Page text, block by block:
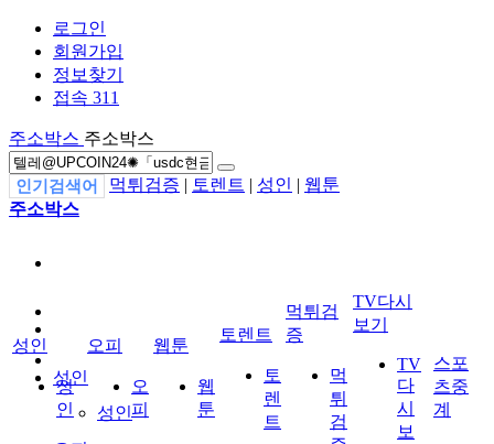
로그인
회원가입
정보찾기
접속 311
주소박스 주소박스
인기검색어 먹튀검증 | 토렌트 | 성인 | 웹툰
주소박스
성인
성인
성인
성
인
오피
오
피
웹툰
웹
툰
토렌트
토
렌
트
먹튀검
증
먹
튀
검
TV다시
보기
TV
다
시
보
스포
츠중
계